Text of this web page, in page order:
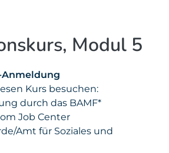
Modul 5
Anmeldung
Kurs besuchen:
durch das BAMF*
Job Center
Amt für Soziales und